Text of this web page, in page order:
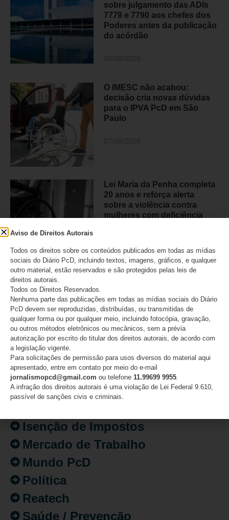
sobre julgamento das ADIs
7779 e 7790 aos chefes dos
Poderes antes da publicação
do acórdão
O IMESC não acabou:
decisão cria novas dúvidas
para o IPVA PcD em São
Paulo
Lei Maria da Penha completa
20 anos e reforça alerta
sobre a violência contra
mulheres com deficiência
CATEGORIAS
Acessibilidade
Artigo/Opinião
Atualidades
Destaques
Fatos
Isenção de Impostos
Mercado de Trabalho
Mundo PcD
Política
Reatech
Saúde / Prevenção
Aviso de Direitos Autorais
Todos os direitos sobre os conteúdos publicados em todas as mídias
sociais do Diário PcD, incluindo textos, imagens, gráficos, e qualquer
outro material, estão reservados e são protegidos pelas leis de
direitos autorais.
Todos os Direitos Reservados.
Nenhuma parte das publicações em todas as mídias sociais do Diário
PcD devem ser reproduzidas, distribuídas, ou transmitidas de
qualquer forma ou por qualquer meio, incluindo fotocópia, gravação,
ou outros métodos eletrônicos ou mecânicos, sem a prévia
autorização por escrito do titular dos direitos autorais, de acordo com
a legislação vigente.
Para solicitações de permissão para usos diversos do material aqui
apresentado, entre em contato por meio do e-mail
jornalismopcd@gmail.com ou telefone 11.99699 9955
A infração dos direitos autorais é uma violação de Lei Federal 9.610,
passível de sanções civis e criminais.